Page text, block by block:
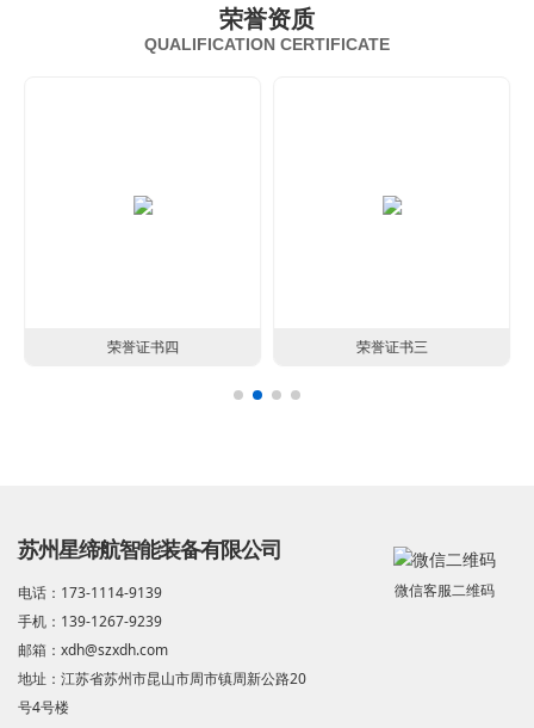
荣誉资质
QUALIFICATION CERTIFICATE
荣誉证书四 荣誉证书三
苏州星缔航智能装备有限公司
电话：173-1114-9139
手机：139-1267-9239
邮箱：xdh@szxdh.com
地址：江苏省苏州市昆山市周市镇周新公路20
号4号楼
微信客服二维码